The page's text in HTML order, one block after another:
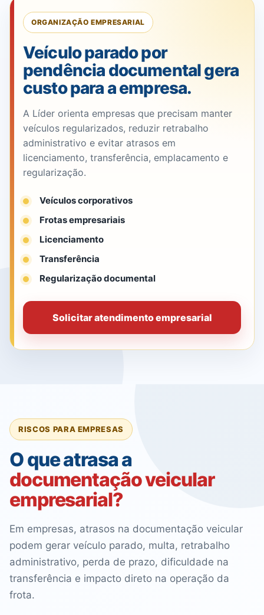
ORGANIZAÇÃO EMPRESARIAL
Veículo parado por
pendência documental gera
custo para a empresa.
A Líder orienta empresas que precisam manter
veículos regularizados, reduzir retrabalho
administrativo e evitar atrasos em
licenciamento, transferência, emplacamento e
regularização.
Veículos corporativos
Frotas empresariais
Licenciamento
Transferência
Regularização documental
Solicitar atendimento empresarial
RISCOS PARA EMPRESAS
O que atrasa a
documentação veicular
empresarial?
Em empresas, atrasos na documentação veicular
podem gerar veículo parado, multa, retrabalho
administrativo, perda de prazo, dificuldade na
transferência e impacto direto na operação da
frota.